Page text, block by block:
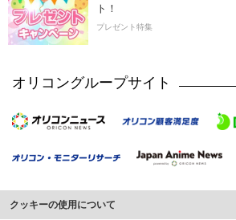
ト！
プレゼント特集
オリコングループサイト
クッキーの使用について